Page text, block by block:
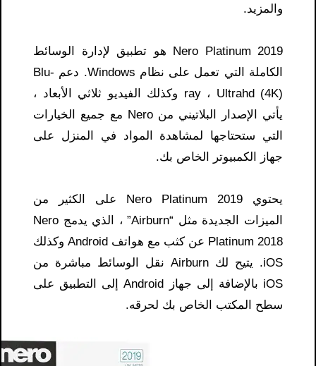
والمزيد.
Nero Platinum 2019 هو تطبيق لإدارة الوسائط
الكاملة التي تعمل على نظام Windows. دعم Blu-
ray ، Ultrahd (4K) وكذلك الفيديو ثلاثي الأبعاد ،
يأتي الإصدار البلاتيني من Nero مع جميع الخيارات
التي ستحتاجها لمشاهدة المواد في المنزل على
جهاز الكمبيوتر الخاص بك.
يحتوي Nero Platinum 2019 على الكثير من
الميزات الجديدة مثل “Airburn” ، الذي يدمج Nero
Platinum 2018 عن كثب مع هواتف Android وكذلك
iOS. يتيح لك Airburn نقل الوسائط مباشرة من
iOS بالإضافة إلى جهاز Android إلى التطبيق على
سطح المكتب الخاص بك لحرقه.